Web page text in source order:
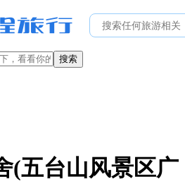
搜索
(五台山风景区广